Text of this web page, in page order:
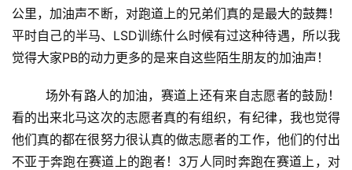
公里，加油声不断，对跑道上的兄弟们真的是最大的鼓舞！
平时自己的半马、LSD训练什么时候有过这种待遇，所以我
觉得大家PB的动力更多的是来自这些陌生朋友的加油声！
场外有路人的加油，赛道上还有来自志愿者的鼓励！
看的出来北马这次的志愿者真的有组织，有纪律，我也觉得
他们真的都在很努力很认真的做志愿者的工作，他们的付出
不亚于奔跑在赛道上的跑者！3万人同时奔跑在赛道上，对